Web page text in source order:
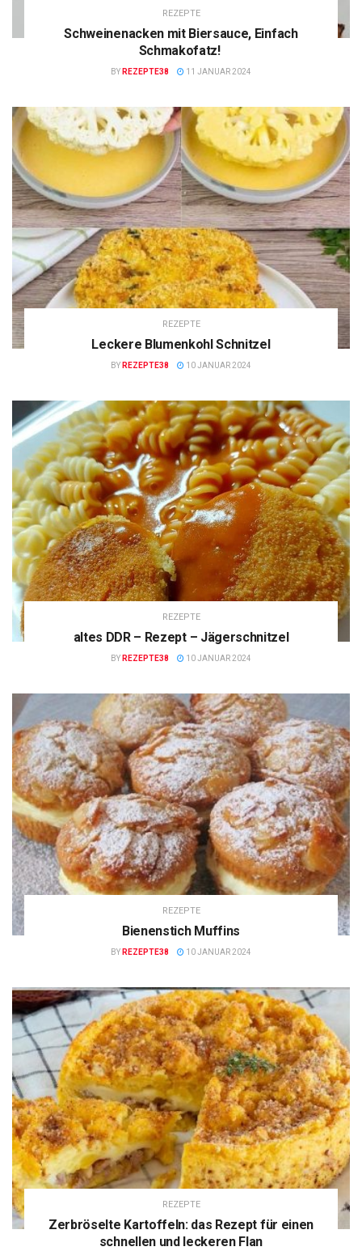
REZEPTE
Schweinenacken mit Biersauce, Einfach
Schmakofatz!
BY REZEPTE38 11 JANUAR 2024
REZEPTE
Leckere Blumenkohl Schnitzel
BY REZEPTE38 10 JANUAR 2024
REZEPTE
altes DDR – Rezept – Jägerschnitzel
BY REZEPTE38 10 JANUAR 2024
REZEPTE
Bienenstich Muffins
BY REZEPTE38 10 JANUAR 2024
REZEPTE
Zerbröselte Kartoffeln: das Rezept für einen
schnellen und leckeren Flan